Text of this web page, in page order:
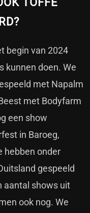
begin van 2024
kunnen doen. We
met Napalm
met Bodyfarm
een show
in Baroeg,
hebben onder
gespeeld
aantal shows uit
ook nog. We